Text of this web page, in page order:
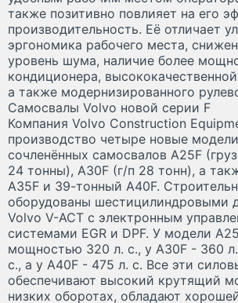
также позитивно повлияет на его
производительность. Её отличает
эргономика рабочего места,
уровень шума, наличие более
кондиционера,
а также модернизированного
Самосвалы Volvo новой серии F
Компания Volvo Construction
производство четыре новые
сочленённых самосвалов A25F
24 тонны), A30F (г/п 28 тонн), а
A35F и 39-тонный A40F.
оборудованы шестицилиндровыми
Volvo V-ACT с электронным
системами EGR и DPF. У модели
мощностью 320 л. с., у A30F - 360
с., а у A40F - 475 л. с. Все эти
обеспечивают высокий крутящий
низких оборотах, обладают